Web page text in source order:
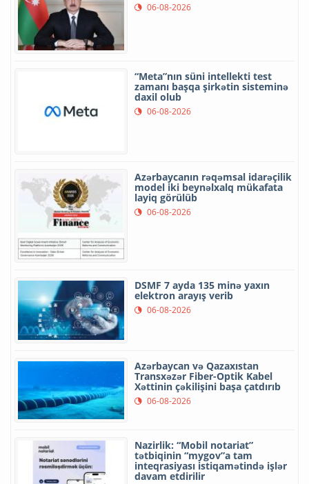
06-08-2026
“Meta”nın süni intellekti test
zamanı başqa şirkətin sisteminə
daxil olub
06-08-2026
Azərbaycanın rəqəmsal idarəçilik
model iki beynəlxalq mükafata
layiq görülüb
06-08-2026
DSMF 7 ayda 135 minə yaxın
elektron arayış verib
06-08-2026
Azərbaycan və Qazaxıstan
Transxəzər Fiber-Optik Kabel
Xəttinin çəkilişini başa çatdırıb
06-08-2026
Nazirlik: “Mobil notariat”
tətbiqinin “mygov”a tam
inteqrasiyası istiqamətində işlər
davam etdirilir